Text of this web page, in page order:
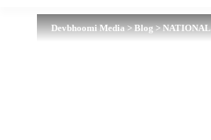
Devbhoomi Media>Blog>NATIONAL